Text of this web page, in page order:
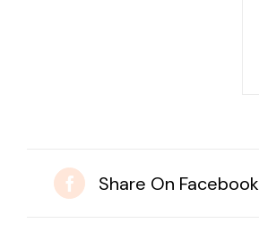
Share On Facebook